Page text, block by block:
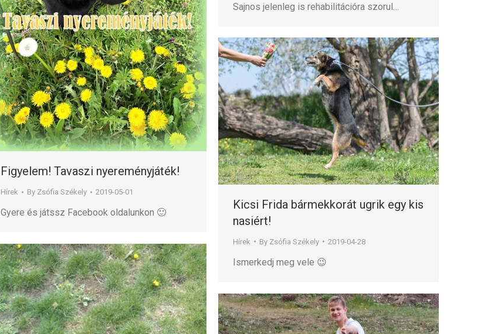
Sajnos jelenleg is rehabilitációra szorul…
Figyelem! Tavaszi nyereményjáték!
Hírek By Zsófia Székely 2019-05-01
Gyere és játssz Facebook oldalunkon 🙂
Kicsi Frida bármekkorát ugrik egy kis
nasiért!
Hírek By Zsófia Székely 2019-04-28
Ismerkedj meg vele 😉